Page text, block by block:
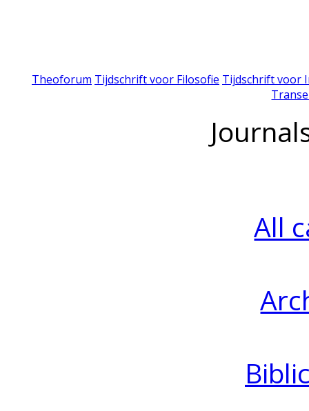
Theoforum Tijdschrift voor Filosofie Tijdschrift voor
All